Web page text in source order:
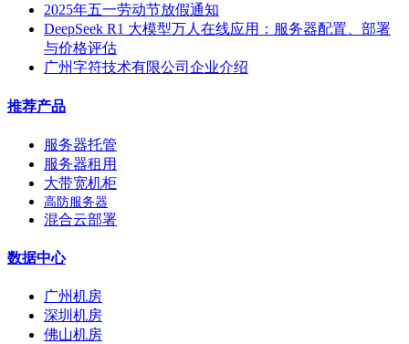
2025年五一劳动节放假通知
DeepSeek R1 大模型万人在线应用：服务器配置、部署
与价格评估
广州字符技术有限公司企业介绍
推荐产品
服务器托管
服务器租用
大带宽机柜
高防服务器
混合云部署
数据中心
广州机房
深圳机房
佛山机房